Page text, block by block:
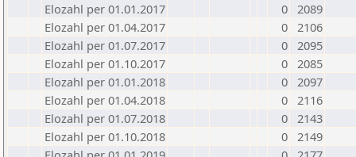
Elozahl per 01.01.2017
0 2089
Elozahl per 01.04.2017
0 2106
Elozahl per 01.07.2017
0 2095
Elozahl per 01.10.2017
0 2085
Elozahl per 01.01.2018
0 2097
Elozahl per 01.04.2018
0 2116
Elozahl per 01.07.2018
0 2143
Elozahl per 01.10.2018
0 2149